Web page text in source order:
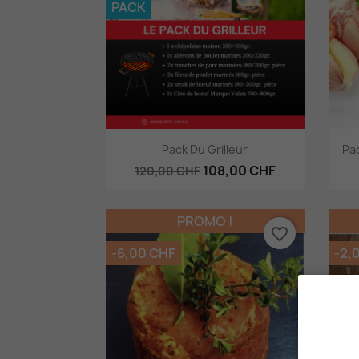
Aperçu rapide
Pack Du Grilleur
120,00 CHF 108,00 CHF
PACK
PROMO !
-6,00 CHF
favorite_border
-